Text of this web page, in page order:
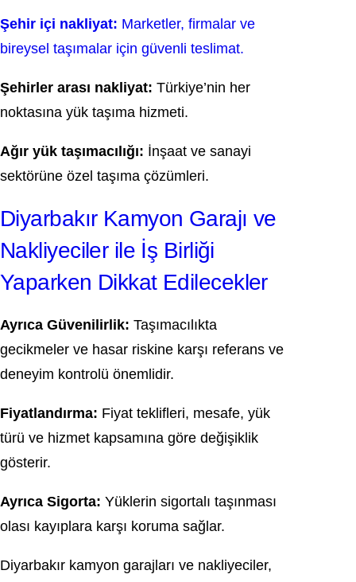
Şehir içi nakliyat: Marketler, firmalar ve
bireysel taşımalar için güvenli teslimat.
Şehirler arası nakliyat: Türkiye’nin her
noktasına yük taşıma hizmeti.
Ağır yük taşımacılığı: İnşaat ve sanayi
sektörüne özel taşıma çözümleri.
Diyarbakır Kamyon Garajı ve
Nakliyeciler ile İş Birliği
Yaparken Dikkat Edilecekler
Ayrıca Güvenilirlik: Taşımacılıkta
gecikmeler ve hasar riskine karşı referans ve
deneyim kontrolü önemlidir.
Fiyatlandırma: Fiyat teklifleri, mesafe, yük
türü ve hizmet kapsamına göre değişiklik
gösterir.
Ayrıca Sigorta: Yüklerin sigortalı taşınması
olası kayıplara karşı koruma sağlar.
Diyarbakır kamyon garajları ve nakliyeciler,